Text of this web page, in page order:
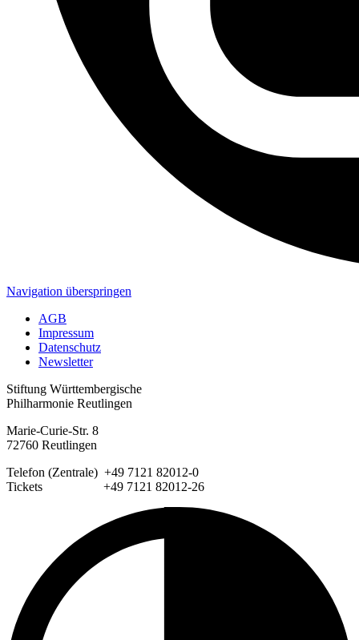
Navigation überspringen
AGB
Impressum
Datenschutz
Newsletter
Stiftung Württembergische
Philharmonie Reutlingen
Marie-Curie-Str. 8
72760 Reutlingen
Telefon (Zentrale) +49 7121 82012-0
Tickets +49 7121 82012-26